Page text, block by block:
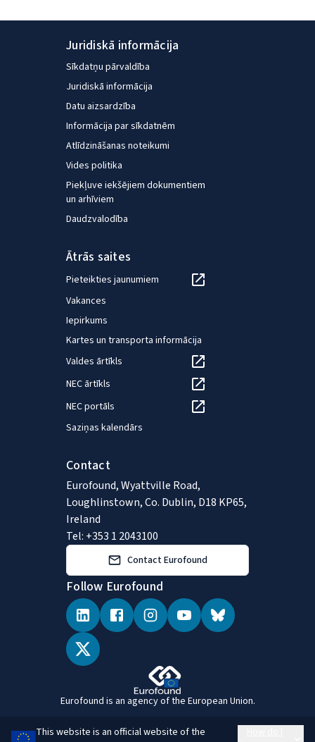
Juridiskā informācija
Sīkdatņu pārvaldība
Juridiskā informācija
Datu aizsardzība
Informācija par sīkdatnēm
Atlīdzināšanas noteikumi
Vides politika
Piekļuve iekšējiem dokumentiem
un arhīviem
Daudzvalodība
Ātrās saites
Pieteikties jaunumiem
Vakances
Iepirkums
Kartes un transporta informācija
Valdes ārtīkls
NEC ārtīkls
NEC portāls
Saziņas kalendārs
Contact
Eurofound, Wyattville Road,
Loughlinstown, Co. Dublin, D18 KP65,
Ireland
Tel: +353 1 2043100
Contact Eurofound
Follow Eurofound
Eurofound is an agency of the European Union.
This website is an official website of the